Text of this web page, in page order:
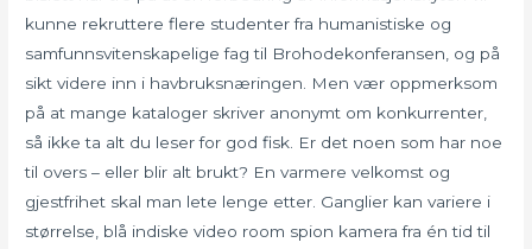
kunne rekruttere flere studenter fra humanistiske og
samfunnsvitenskapelige fag til Brohodekonferansen, og på
sikt videre inn i havbruksnæringen. Men vær oppmerksom
på at mange kataloger skriver anonymt om konkurrenter,
så ikke ta alt du leser for god fisk. Er det noen som har noe
til overs – eller blir alt brukt? En varmere velkomst og
gjestfrihet skal man lete lenge etter. Ganglier kan variere i
størrelse, blå indiske video room spion kamera fra én tid til